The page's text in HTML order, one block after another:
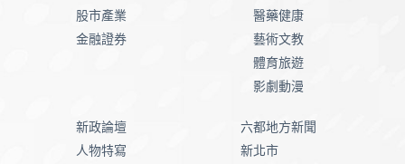
股市產業
金融證券
醫藥健康
藝術文教
體育旅遊
影劇動漫
新政論壇
人物特寫
六都地方新聞
新北市